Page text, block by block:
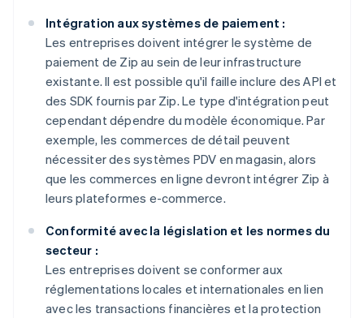
Intégration aux systèmes de paiement :
Les entreprises doivent intégrer le système de
paiement de Zip au sein de leur infrastructure
existante. Il est possible qu'il faille inclure des API et
des SDK fournis par Zip. Le type d'intégration peut
cependant dépendre du modèle économique. Par
exemple, les commerces de détail peuvent
nécessiter des systèmes PDV en magasin, alors
que les commerces en ligne devront intégrer Zip à
leurs plateformes e-commerce.
Conformité avec la législation et les normes du
secteur :
Les entreprises doivent se conformer aux
réglementations locales et internationales en lien
avec les transactions financières et la protection